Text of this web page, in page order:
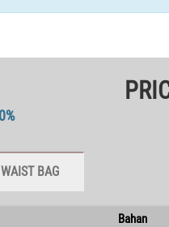
BAG
Bahan